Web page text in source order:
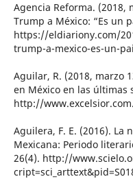
Agencia Reforma. (2018,
Trump a México: “Es un
https://eldiariony.com/
trump-a-mexico-es-un-
Aguilar, R. (2018, marzo
en México en las últimas
http://
Aguilera, F. E. (2016). La
Mexicana: Periodo
26(4). http://